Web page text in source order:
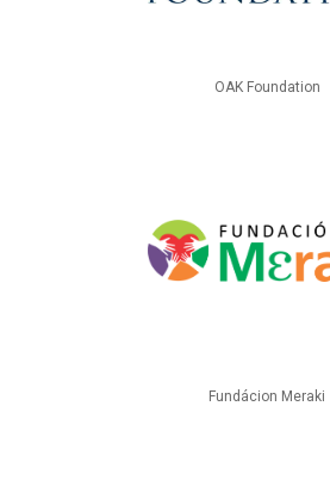
OAK Foundation
Fundácion Meraki